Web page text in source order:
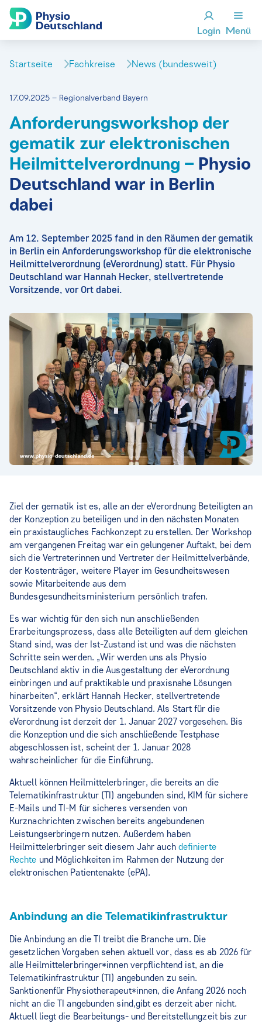
Login Menü
Startseite Fachkreise News (bundesweit)
17.09.2025 – Regionalverband Bayern
Anforderungsworkshop der
gematik zur elektronischen
Heilmittelverordnung – Physio
Deutschland war in Berlin
dabei
Am 12. September 2025 fand in den Räumen der gematik
in Berlin ein Anforderungsworkshop für die elektronische
Heilmittelverordnung (eVerordnung) statt. Für Physio
Deutschland war Hannah Hecker, stellvertretende
Vorsitzende, vor Ort dabei.
Ziel der gematik ist es, alle an der eVerordnung Beteiligten an
der Konzeption zu beteiligen und in den nächsten Monaten
ein praxistaugliches Fachkonzept zu erstellen. Der Workshop
am vergangenen Freitag war ein gelungener Auftakt, bei dem
sich die Vertreterinnen und Vertreter der Heilmittelverbände,
der Kostenträger, weitere Player im Gesundheitswesen
sowie Mitarbeitende aus dem
Bundesgesundheitsministerium persönlich trafen.
Es war wichtig für den sich nun anschließenden
Erarbeitungsprozess, dass alle Beteiligten auf dem gleichen
Stand sind, was der Ist-Zustand ist und was die nächsten
Schritte sein werden. „Wir werden uns als Physio
Deutschland aktiv in die Ausgestaltung der eVerordnung
einbringen und auf praktikable und praxisnahe Lösungen
hinarbeiten“, erklärt Hannah Hecker, stellvertretende
Vorsitzende von Physio Deutschland. Als Start für die
eVerordnung ist derzeit der 1. Januar 2027 vorgesehen. Bis
die Konzeption und die sich anschließende Testphase
abgeschlossen ist, scheint der 1. Januar 2028
wahrscheinlicher für die Einführung.
Aktuell können Heilmittelerbringer, die bereits an die
Telematikinfrastruktur (TI) angebunden sind, KIM für sichere
E-Mails und TI-M für sicheres versenden von
Kurznachrichten zwischen bereits angebundenen
Leistungserbringern nutzen. Außerdem haben
Heilmittelerbringer seit diesem Jahr auch definierte
Rechte und Möglichkeiten im Rahmen der Nutzung der
elektronischen Patientenakte (ePA).
Anbindung an die Telematikinfrastruktur
Die Anbindung an die TI treibt die Branche um. Die
gesetzlichen Vorgaben sehen aktuell vor, dass es ab 2026 für
alle Heilmittelerbringer*innen verpflichtend ist, an die
Telematikinfrastruktur (TI) angebunden zu sein.
Sanktionenfür Physiotherapeut*innen, die Anfang 2026 noch
nicht an die TI angebunden sind,gibt es derzeit aber nicht.
Aktuell liegt die Bearbeitungs- und Bereitstellungzeit bis zur